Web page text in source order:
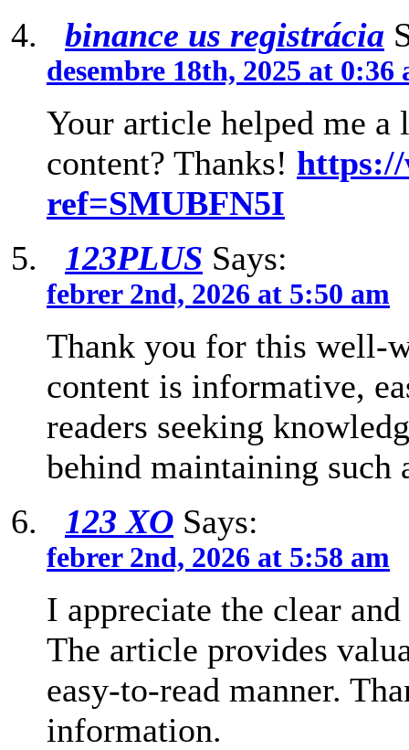
binance us registrácia
desembre 18th, 2025 at 0:36
Your article helped me a
content? Thanks!
ref=SMUBFN5I
123PLUS Says:
febrer 2nd, 2026 at 5:50 am
Thank you for this well-
content is informative,
readers seeking
behind maintaining such
123 XO Says:
febrer 2nd, 2026 at 5:58 am
I appreciate the clear
The article provides
easy-to-read manner.
information.